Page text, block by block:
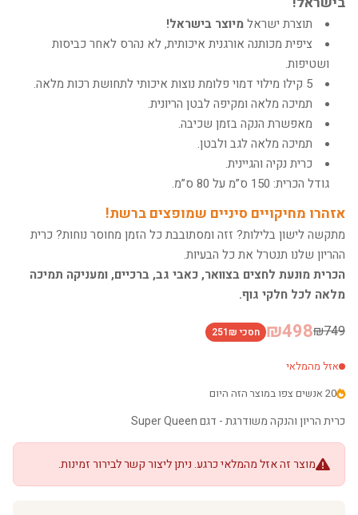
תוצרת ישראלמיוצר בישראל!
ציפית מכותנה אורגנית איכותית, לא נהרס לאחר כביסות
ושטיפות.
5 קילו מילוי דמוי פלומת נוצות איכותי לתחושת רכות מלאה.
תמיכה מלאה ומקיפה לבטן הריונית.
מאפשרת הנקה בזמן שכיבה.
תמיכה מלאה לגב ולבטן.
כרית נקיה והגיינית.
גודל הכרית: 150 ס”מ על 80 ס”מ.
אזהרו מחיקויים סיניים שמופצים ברשת!
מתקשה לישון בלילות? זזה ומסתובבת כל הזמן מחוסר נוחות? כרית
ההריון שלנו תנטרל את כל הבעיות.
הכרית מונעת לחצים בצוואר, כאבי גב, ברכיים, ומעניקה תמיכה
מלאה לכל חלקי גוף.
₪749
₪498 חסכי 251₪
אזל מהמלאי
20 אנשים צפו במוצר הזה היום
כרית הריון והנקה משודרגת - דגם Super Queen
מוצר זה אזל מהמלאי כרגע. ניתן ליצור קשר לבירור זמינות.